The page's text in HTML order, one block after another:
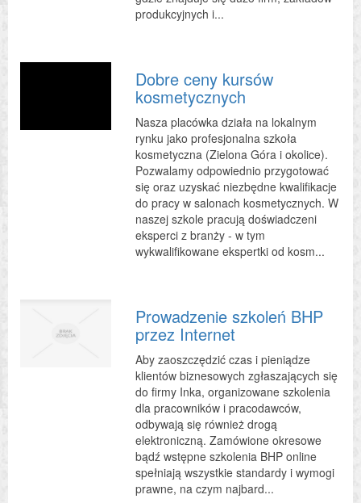
produkcyjnych i...
Dobre ceny kursów
kosmetycznych
Nasza placówka działa na lokalnym
rynku jako profesjonalna szkoła
kosmetyczna (Zielona Góra i okolice).
Pozwalamy odpowiednio przygotować
się oraz uzyskać niezbędne kwalifikacje
do pracy w salonach kosmetycznych. W
naszej szkole pracują doświadczeni
eksperci z branży - w tym
wykwalifikowane ekspertki od kosm...
Prowadzenie szkoleń BHP
przez Internet
Aby zaoszczędzić czas i pieniądze
klientów biznesowych zgłaszających się
do firmy Inka, organizowane szkolenia
dla pracowników i pracodawców,
odbywają się również drogą
elektroniczną. Zamówione okresowe
bądź wstępne szkolenia BHP online
spełniają wszystkie standardy i wymogi
prawne, na czym najbard...